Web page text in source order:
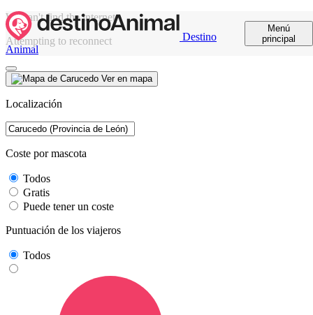
Destino
Animal
Menú
principal
We can't find the internet
Attempting to reconnect
Ver en mapa
Localización
Coste por mascota
Todos
Gratis
Puede tener un coste
Puntuación de los viajeros
Todos